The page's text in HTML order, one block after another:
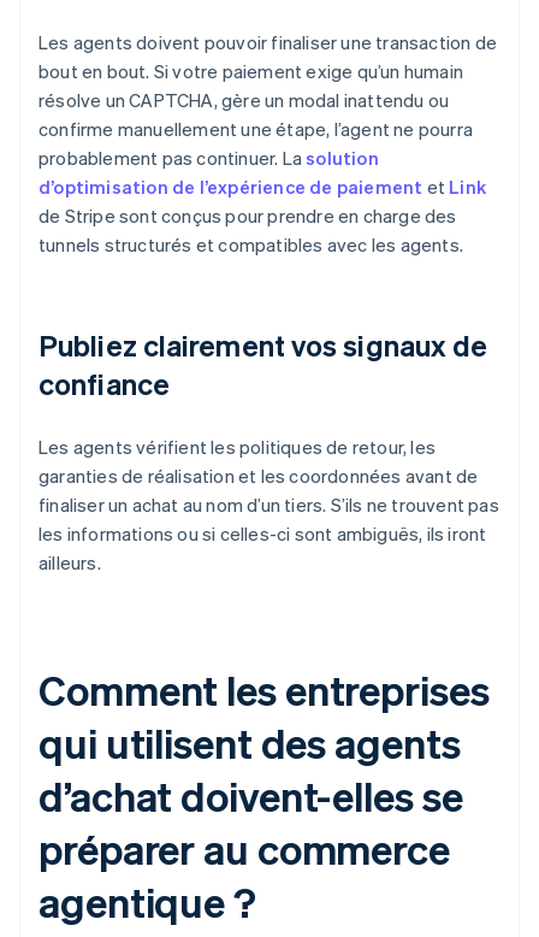
Les agents doivent pouvoir finaliser une transaction de
bout en bout. Si votre paiement exige qu’un humain
résolve un CAPTCHA, gère un modal inattendu ou
confirme manuellement une étape, l’agent ne pourra
probablement pas continuer. Lasolution
d’optimisation de l’expérience de paiement et Link
de Stripe sont conçus pour prendre en charge des
tunnels structurés et compatibles avec les agents.
Publiez clairement vos signaux de
confiance
Les agents vérifient les politiques de retour, les
garanties de réalisation et les coordonnées avant de
finaliser un achat au nom d’un tiers. S’ils ne trouvent pas
les informations ou si celles-ci sont ambiguës, ils iront
ailleurs.
Comment les entreprises
qui utilisent des agents
d’achat doivent-elles se
préparer au commerce
agentique ?